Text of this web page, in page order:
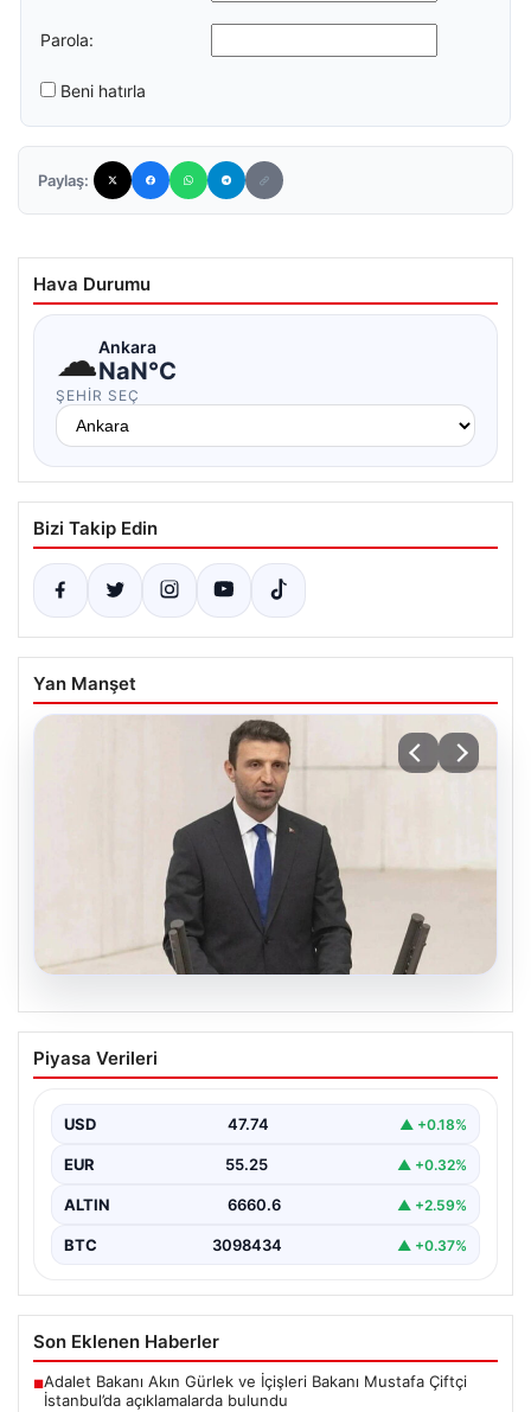
Parola:
Beni hatırla
Paylaş:
Hava Durumu
☁Ankara
NaN°C
ŞEHIR SEÇ
Bizi Takip Edin
Yan Manşet
07.08.2026
AKP’li isimden skandal sözler! Barınma
sorunundan gençleri sorumlu tuttu
Sorunu ve Gençlerin Sorumluluğu Üzerine Tartışmalar",
"content":…
Piyasa Verileri
USD 47.74 ▲ +0.18%
EUR 55.25 ▲ +0.32%
ALTIN 6660.6 ▲ +2.59%
BTC 3098434 ▲ +0.37%
Son Eklenen Haberler
■Adalet Bakanı Akın Gürlek ve İçişleri Bakanı Mustafa Çiftçi
İstanbul’da açıklamalarda bulundu